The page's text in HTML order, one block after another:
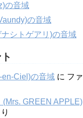
の音域
の音域
ナシトゲアリ)の音域
en-Ciel)の音域 に ファ
(Mrs. GREEN APPLE)